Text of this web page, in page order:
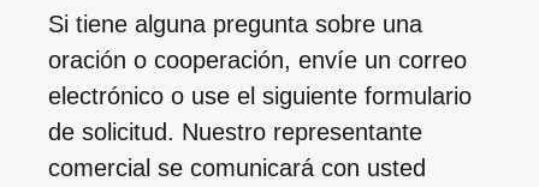
Si tiene alguna pregunta sobre una
oración o cooperación, envíe un correo
electrónico o use el siguiente formulario
de solicitud. Nuestro representante
comercial se comunicará con usted